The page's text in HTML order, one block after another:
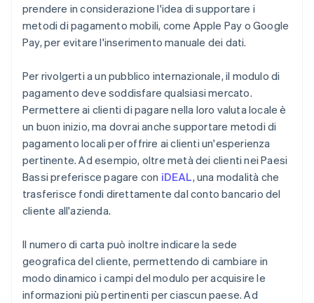
prendere in considerazione l'idea di supportare i
metodi di pagamento mobili, come Apple Pay o Google
Pay, per evitare l'inserimento manuale dei dati.
Per rivolgerti a un pubblico internazionale, il modulo di
pagamento deve soddisfare qualsiasi mercato.
Permettere ai clienti di pagare nella loro valuta locale è
un buon inizio, ma dovrai anche supportare metodi di
pagamento locali per offrire ai clienti un'esperienza
pertinente. Ad esempio, oltre metà dei clienti nei Paesi
Bassi preferisce pagare con iDEAL, una modalità che
trasferisce fondi direttamente dal conto bancario del
cliente all'azienda.
Il numero di carta può inoltre indicare la sede
geografica del cliente, permettendo di cambiare in
modo dinamico i campi del modulo per acquisire le
informazioni più pertinenti per ciascun paese. Ad